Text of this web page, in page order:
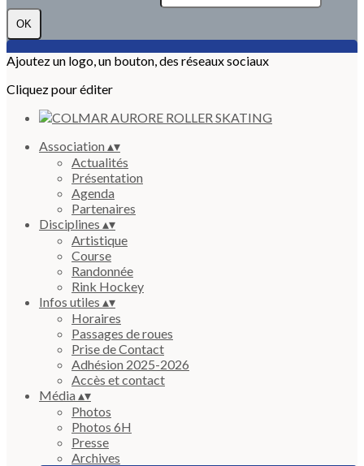
OK
Ajoutez un logo, un bouton, des réseaux sociaux
Cliquez pour éditer
Association▴▾
Actualités
Présentation
Agenda
Partenaires
Disciplines ▴▾
Artistique
Course
Randonnée
Rink Hockey
Infos utiles ▴▾
Horaires
Passages de roues
Prise de Contact
Adhésion 2025-2026
Accès et contact
Média▴▾
Photos
Photos 6H
Presse
Archives